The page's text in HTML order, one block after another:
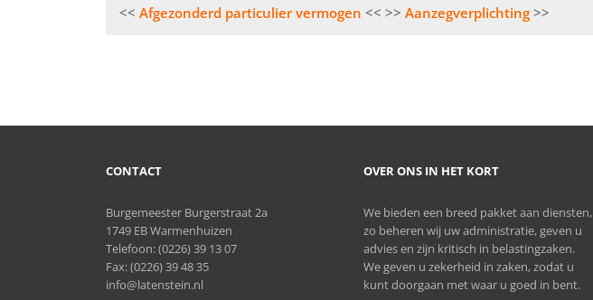
Bericht
Afgezonderd particulier vermogen Aanzegverplichting
CONTACT
Burgemeester Burgerstraat 2a
1749 EB Warmenhuizen
Telefoon:(0226) 39 13 07
Fax: (0226) 39 48 35
info@latenstein.nl
OVER ONS IN HET KORT
We bieden een breed pakket aan diensten,
zo beheren wij uw administratie, geven u
advies en zijn kritisch in belastingzaken.
We geven u zekerheid in zaken, zodat u
kunt doorgaan met waar u goed in bent.